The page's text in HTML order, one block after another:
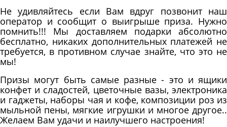
Не удивляйтесь если Вам вдруг позвонит наш
оператор и сообщит о выигрыше приза. Нужно
помнить!!! Мы доставляем подарки абсолютно
бесплатно, никаких дополнительных платежей не
требуется, в противном случае знайте, что это не
мы!
Призы могут быть самые разные - это и ящики
конфет и сладостей, цветочные вазы, электроника
и гаджеты, наборы чая и кофе, композиции роз из
мыльной пены, мягкие игрушки и многое другое..
Желаем Вам удачи и наилучшего настроения!